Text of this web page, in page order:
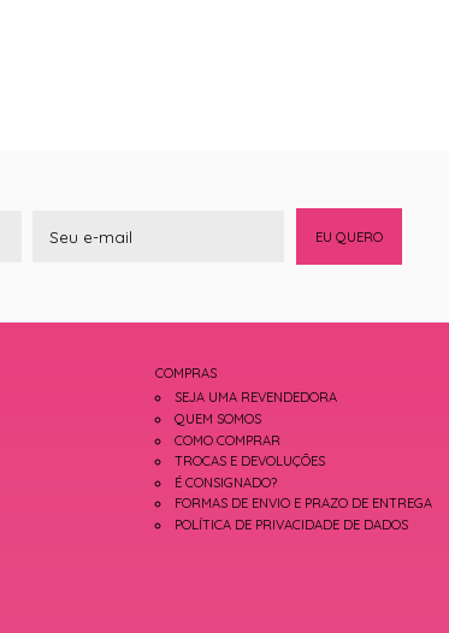
EU QUERO
COMPRAS
SEJA UMA REVENDEDORA
QUEM SOMOS
COMO COMPRAR
TROCAS E DEVOLUÇÕES
É CONSIGNADO?
FORMAS DE ENVIO E PRAZO DE ENTREGA
POLÍTICA DE PRIVACIDADE DE DADOS